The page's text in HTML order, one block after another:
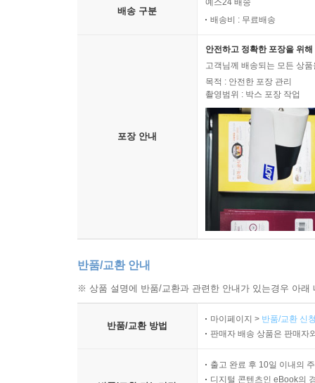
화장실에 얽힌 《싸도 돼 男 거울 봐 女》를 읽
공간이라고만 생각하지는 않을 것이다.
4권 장팔팔 내과 : 학습의 재미를 알게 해주는 책
누구나 자라면서 자신과 주위 사람들의 몸에 대
신체 기관 자체 등에 알고 싶은 것이 너무나 많다.
시중에 이런 궁금증을 설명해 주는 책은 많이 있
그에 반해 《장팔팔 내과》는 그야말로 흥미진진
공부를 잘하려면 뇌가 건강해야 하고, 운동을 잘
한다. 뇌도 쉬어야 하기 때문이다. 잠을 잘 자지
이런 이야기뿐만이 아니다. 어린이들의 호기심을
5권 아이쿠 머니! : 경제에 대한 쉽고 재밌는 지식
어린이들이 경제에 대해 알고 싶어 하는 모든 이
'다이아몬드가 물보다 훨씬 비싼 이유는?', '우리
배송 구분
예스24 배송
배송비 : 무료배송
포장 안내
안전하고 정확한 포장을 위
고객님께 배송되는 모든 상
목적 : 안전한 포장 관리
촬영범위 : 박스 포장 작업
반품/교환 안내
※ 상품 설명에 반품/교환과 관련한 안내가 있는경우 아
반품/교환 방법
마이페이지 > 반품/교환 신
판매자 배송 상품은 판매자
출고 완료 후 10일 이내의
디지털 콘텐츠인 eBook의